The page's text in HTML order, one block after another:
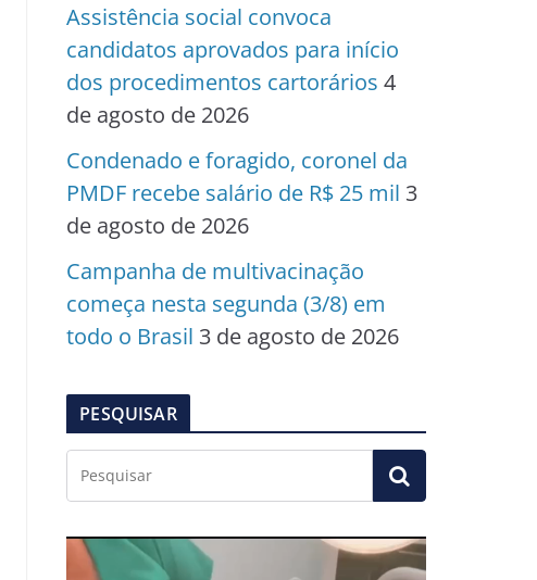
Assistência social convoca
candidatos aprovados para início
dos procedimentos cartorários 4
de agosto de 2026
Condenado e foragido, coronel da
PMDF recebe salário de R$ 25 mil 3
de agosto de 2026
Campanha de multivacinação
começa nesta segunda (3/8) em
todo o Brasil 3 de agosto de 2026
PESQUISAR